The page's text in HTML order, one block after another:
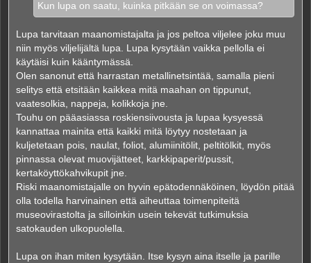
Kun lupa on saatu, kuinka pitkään se on voimassa?
Lupa tarvitaan maanomistajalta ja jos peltoa viljelee joku muu
niin myös viljelijältä lupa. Lupa kysytään vaikka pellolla ei
käytäisi kuin kääntymässä.
Olen sanonut että harrastan metallinetsintää, samalla pieni
selitys että etsitään kaikkea mitä maahan on tippunut,
vaatesolkia, nappeja, kolikkoja jne.
Touhu on pääasiassa roskiensiivousta ja lupaa kysyessä
kannattaa mainita että kaikki mitä löytyy nostetaan ja
kuljetetaan pois, naulat, foliot, alumiinitölit, peltitölkit, myös
pinnassa olevat muovijätteet, karkkipaperit/pussit,
kertaköyttökahvikupit jne.
Riski maanomistajalle on hyvin epätodennäköinen, löydön pitää
olla todella harvinainen että aiheuttaa toimenpiteitä
museovirastolta ja silloinkin usein tekevät tutkimuksia
satokauden ulkopuolella.
Lupa on ihan miten kysytään. Itse kysyn aina itselle ja parille